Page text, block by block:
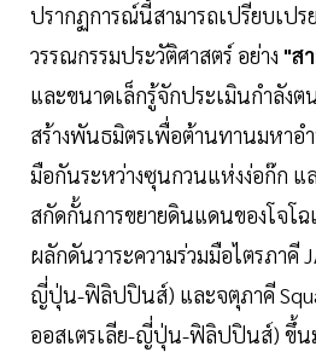
ปรากฏการณ์นี้สามารถเปรียบเป
วรรณกรรมประวัติศาสตร์ อย่าง "ส
และขนาดเล็กรู้จักประเมินกำลังต
สร้างพันธมิตรเพื่อต้านทานมหาอ
มือกันระหว่างซุนกวนแห่งง่อก๊ก แ
สกัดกั้นการขยายดินแดนของโจโ
ผลักดันวาระความร่วมมือไตรภาคี
ญี่ปุ่น-ฟิลิปปินส์) และจตุภาคี
ออสเตรเลีย-ญี่ปุ่น-ฟิลิปปินส์) ขึ้น